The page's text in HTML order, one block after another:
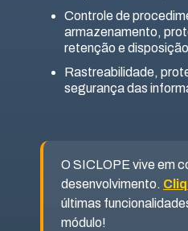
Controle de
armazenamento,
retenção e
Rastreabilidade,
segurança das
O SICLOPE vive em
desenvolvimento.
últimas
módulo!